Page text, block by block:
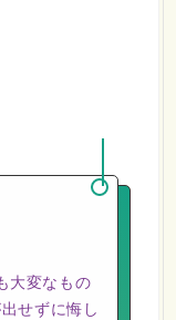
大変なもの
せずに悔し